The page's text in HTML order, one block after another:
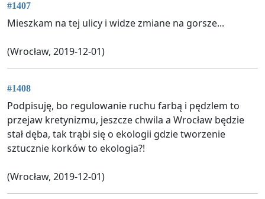
#1407
Mieszkam na tej ulicy i widze zmiane na gorsze...
(Wrocław, 2019-12-01)
#1408
Podpisuję, bo regulowanie ruchu farbą i pędzlem to
przejaw kretynizmu, jeszcze chwila a Wrocław będzie
stał dęba, tak trąbi się o ekologii gdzie tworzenie
sztucznie korków to ekologia?!
(Wrocław, 2019-12-01)